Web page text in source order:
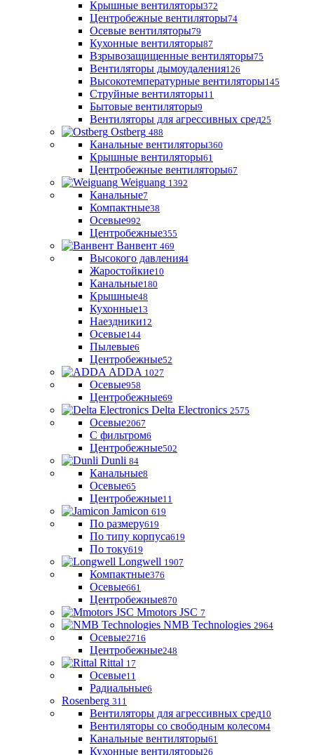
Крышные вентиляторы372
Центробежные вентиляторы74
Осевые вентиляторы79
Кухонные вентиляторы87
Взрывозащищенные вентиляторы75
Вентиляторы дымоудаления126
Высокотемпературные вентиляторы145
Струйные вентиляторы11
Бытовые вентиляторы9
Вентиляторы для агрессивных сред25
Ostberg 488
Канальные вентиляторы360
Крышные вентиляторы61
Центробежные вентиляторы67
Weiguang 1392
Канальные7
Компактные38
Осевые992
Центробежные355
Ванвент 469
Высокого давления4
Жаростойкие10
Канальные180
Крышные48
Кухонные13
Наездники12
Осевые144
Пылевые6
Центробежные52
ADDA 1027
Осевые958
Центробежные69
Delta Electronics 2575
Осевые2067
С фильтром6
Центробежные502
Dunli 84
Канальные8
Осевые65
Центробежные11
Jamicon 619
По размеру619
По типу корпуса619
По току619
Longwell 1907
Компактные376
Осевые661
Центробежные870
Mmotors JSC 7
NMB Technologies 2964
Осевые2716
Центробежные248
Rittal 17
Осевые11
Радиальные6
Rosenberg 311
Вентиляторы для агрессивных сред10
Вентиляторы со свободным колесом4
Канальные вентиляторы61
Кухонные вентиляторы26